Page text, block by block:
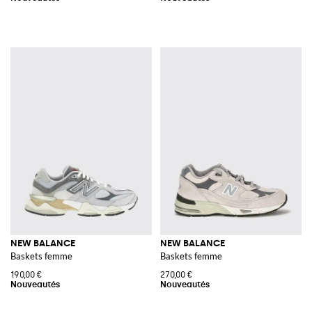
NEW BALANCE
Baskets femme
190,00 €
NEW BALANCE
Baskets femme
270,00 €